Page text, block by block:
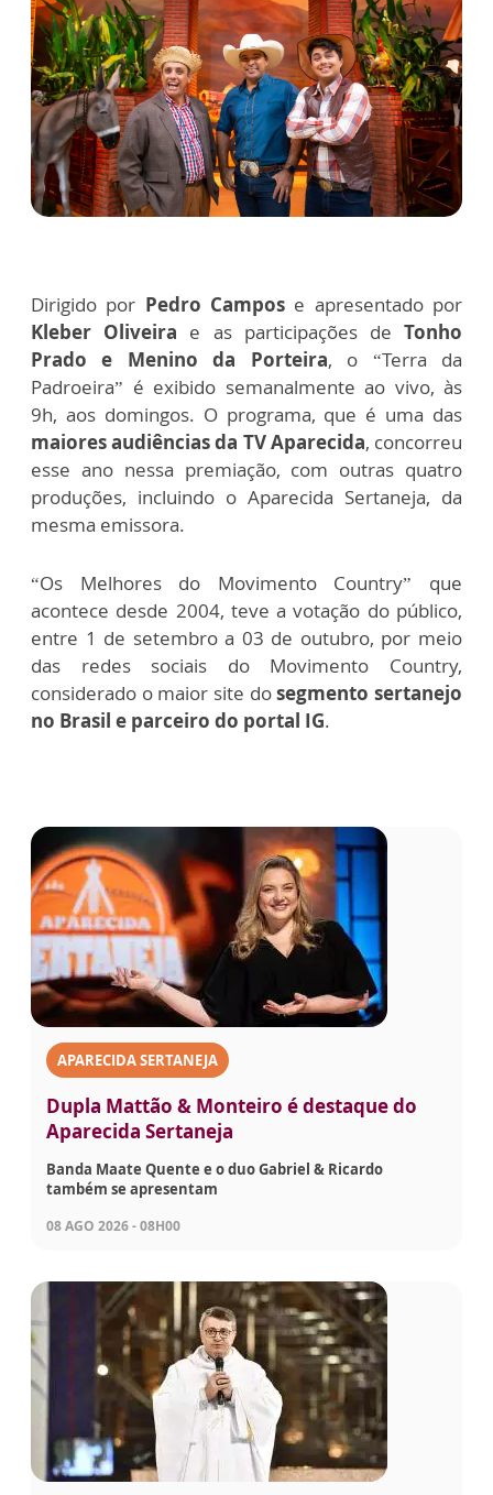
Dirigido por Pedro Campos e apresentado por
Kleber Oliveira e as participações deTonho
Prado e Menino da Porteira, o “Terra da
Padroeira” é exibido semanalmente ao vivo, às
9h, aos domingos. O programa, que é uma das
maiores audiências da TV Aparecida, concorreu
esse ano nessa premiação, com outras quatro
produções, incluindo o Aparecida Sertaneja, da
mesma emissora.
“Os Melhores do Movimento Country” que
acontece desde 2004, teve a votação do público,
entre 1 de setembro a 03 de outubro, por meio
das redes sociais do Movimento Country,
considerado o maior site dosegmento sertanejo
no Brasil e parceiro do portal IG.
APARECIDA SERTANEJA
Dupla Mattão & Monteiro é destaque do
Aparecida Sertaneja
Banda Maate Quente e o duo Gabriel & Ricardo
também se apresentam
08 AGO 2026 - 08H00